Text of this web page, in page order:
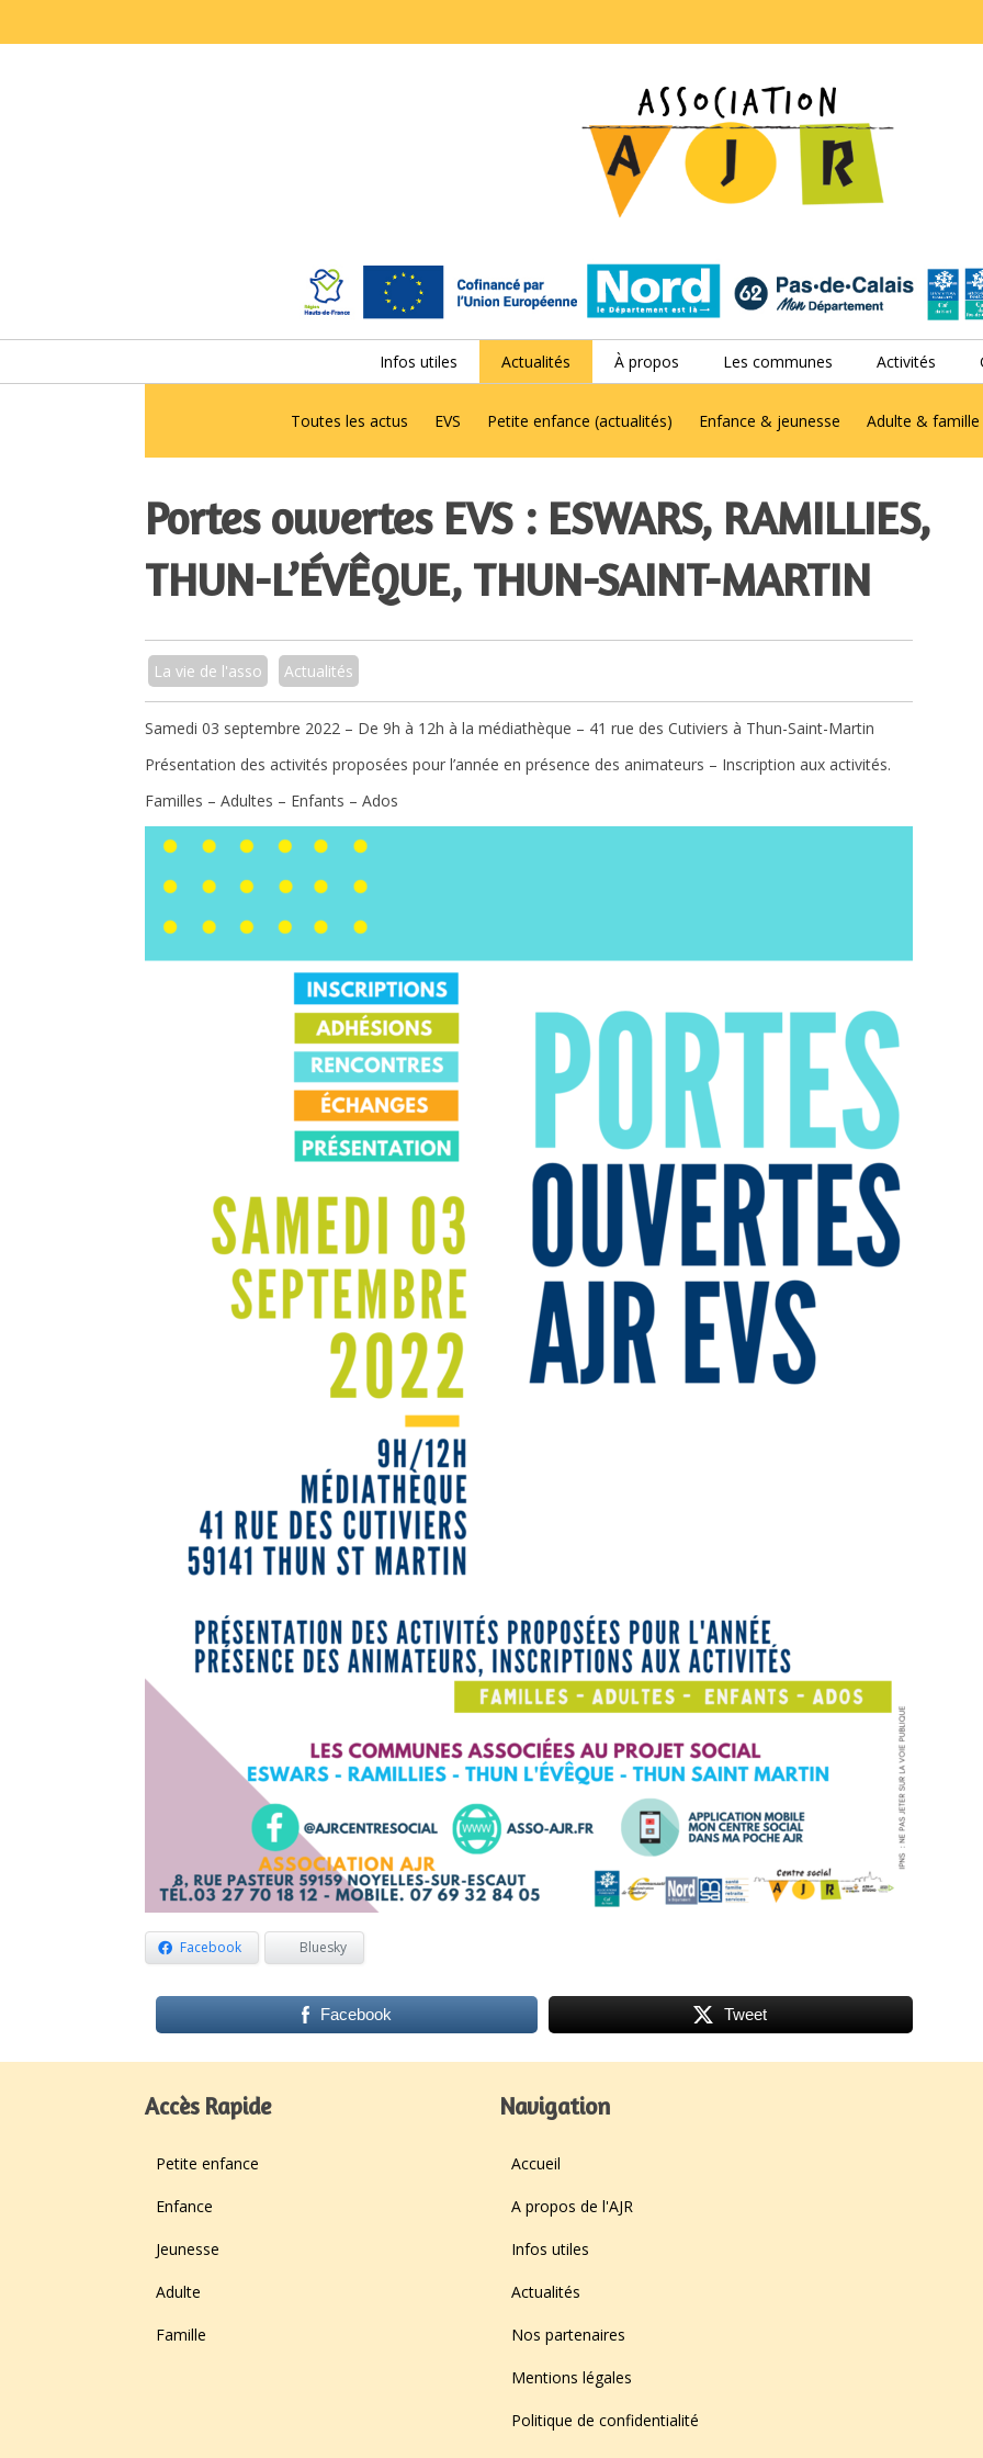
Infos utiles Actualités À propos Les communes Activités
Toutes les actus EVS Petite enfance (actualités) Enfance & jeunesse Adulte & famille
Portes ouvertes EVS : ESWARS, RAMILLIES,
THUN-L’ÉVÊQUE, THUN-SAINT-MARTIN
La vie de l'asso Actualités
Samedi 03 septembre 2022 – De 9h à 12h à la médiathèque – 41 rue des Cutiviers à Thun-Saint-Martin
Présentation des activités proposées pour l’année en présence des animateurs – Inscription aux activités.
Familles – Adultes – Enfants – Ados
Facebook Bluesky
Facebook Tweet
Accès Rapide
Petite enfance
Enfance
Jeunesse
Adulte
Famille
Navigation
Accueil
A propos de l'AJR
Infos utiles
Actualités
Nos partenaires
Mentions légales
Politique de confidentialité